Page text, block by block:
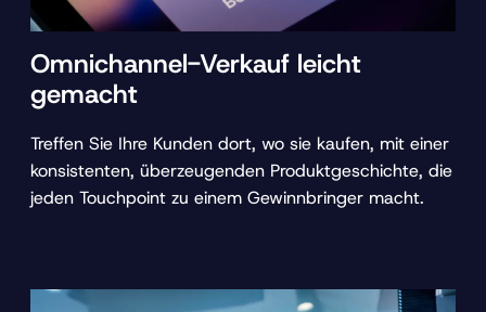
Omnichannel-Verkauf leicht
gemacht
Treffen Sie Ihre Kunden dort, wo sie kaufen, mit einer
konsistenten, überzeugenden Produktgeschichte, die
jeden Touchpoint zu einem Gewinnbringer macht.